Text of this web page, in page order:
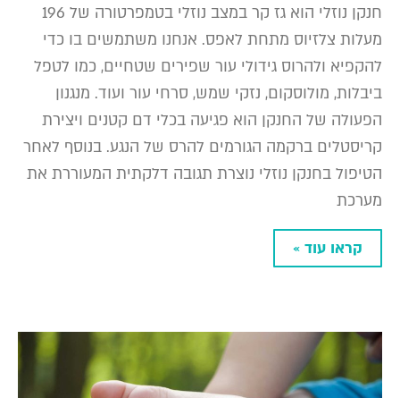
חנקן נוזלי הוא גז קר במצב נוזלי בטמפרטורה של 196
מעלות צלזיוס מתחת לאפס. אנחנו משתמשים בו כדי
להקפיא ולהרוס גידולי עור שפירים שטחיים, כמו לטפל
ביבלות, מולוסקום, נזקי שמש, סרחי עור ועוד. מנגנון
הפעולה של החנקן הוא פגיעה בכלי דם קטנים ויצירת
קריסטלים ברקמה הגורמים להרס של הנגע. בנוסף לאחר
הטיפול בחנקן נוזלי נוצרת תגובה דלקתית המעוררת את
מערכת
קראו עוד »